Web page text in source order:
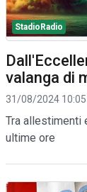
StadioRadio
valanga di
31/08/2024 10:05
Tra allestimenti
ultime ore